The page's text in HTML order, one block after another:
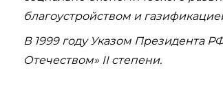
благоустройством и
В 1999 году Указом Президента
Отечеством» II степени.